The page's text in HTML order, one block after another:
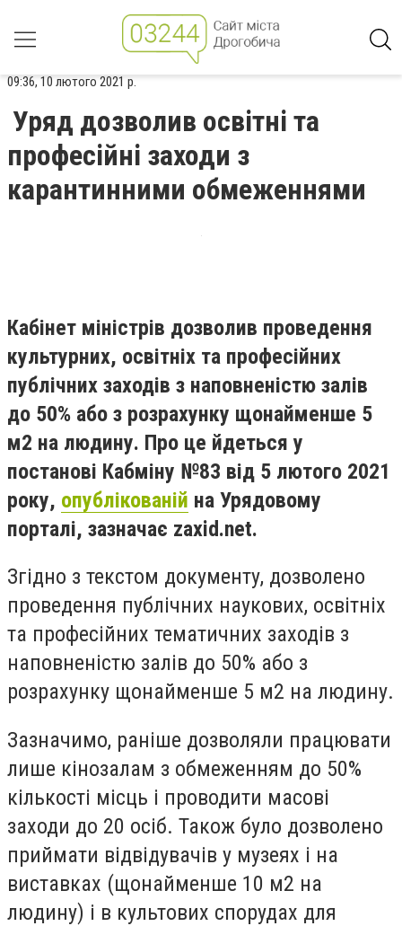
09:36, 10 лютого 2021 р.
Уряд дозволив освітні та
професійні заходи з
карантинними обмеженнями
Кабінет міністрів дозволив проведення
культурних, освітніх та професійних
публічних заходів з наповненістю залів
до 50% або з розрахунку щонайменше 5
м2 на людину. Про це йдеться у
постанові Кабміну №83 від 5 лютого 2021
року, опублікованій на Урядовому
порталі, зазначає zaxid.net.
Згідно з текстом документу, дозволено
проведення публічних наукових, освітніх
та професійних тематичних заходів з
наповненістю залів до 50% або з
розрахунку щонайменше 5 м2 на людину.
Зазначимо, раніше дозволяли працювати
лише кінозалам з обмеженням до 50%
кількості місць і проводити масові
заходи до 20 осіб. Також було дозволено
приймати відвідувачів у музеях і на
виставках (щонайменше 10 м2 на
людину) і в культових спорудах для